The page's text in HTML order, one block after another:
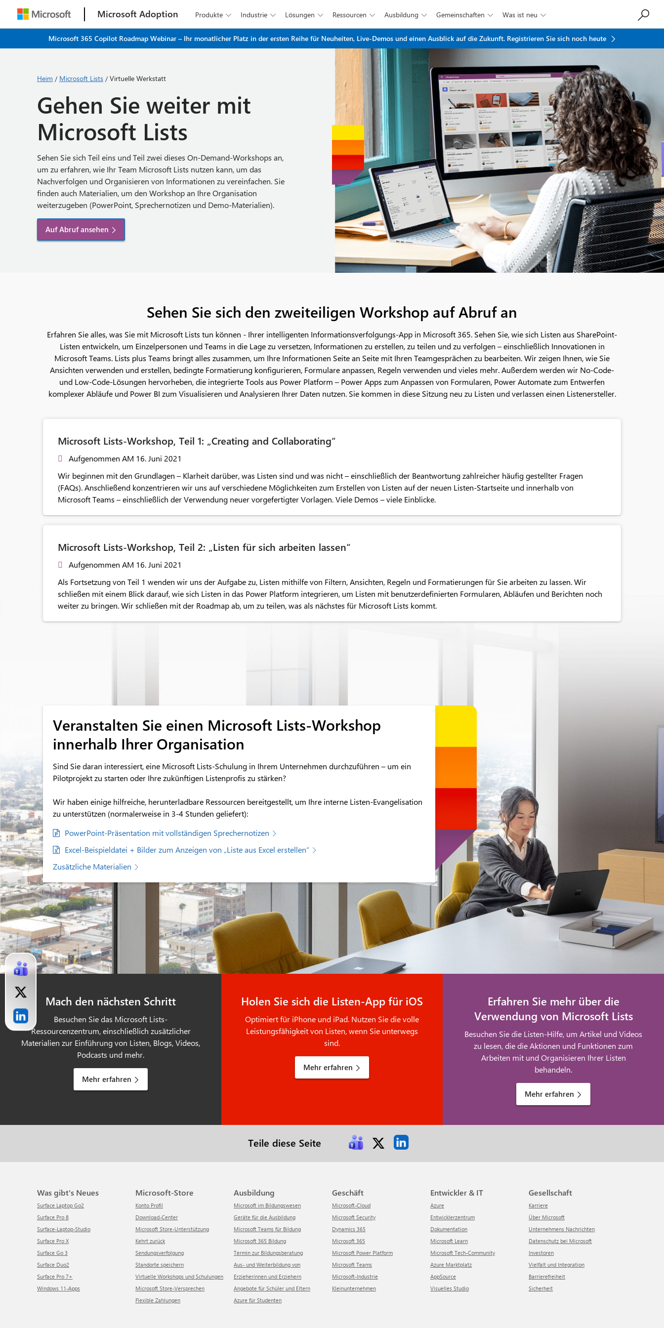
Zum Hauptinhalt springen
Microsoft Adoption Produkte  Industrie  Lösungen  Ressourcen  Ausbildung  Gemeinschaften  Was ist neu 
Microsoft 365 Copilot Roadmap Webinar – Ihr monatlicher Platz in der ersten Reihe für Neuheiten, Live-Demos und einen Ausblick auf die Zukunft. Registrieren Sie sich noch heute
Heim / Microsoft Lists / Virtuelle Werkstatt
Gehen Sie weiter mit
Microsoft Lists
Sehen Sie sich Teil eins und Teil zwei dieses On-Demand-Workshops an,
um zu erfahren, wie Ihr Team Microsoft Lists nutzen kann, um das
Nachverfolgen und Organisieren von Informationen zu vereinfachen. Sie
finden auch Materialien, um den Workshop an Ihre Organisation
weiterzugeben (PowerPoint, Sprechernotizen und Demo-Materialien).
Auf Abruf ansehen
Sehen Sie sich den zweiteiligen Workshop auf Abruf an
Erfahren Sie alles, was Sie mit Microsoft Lists tun können - Ihrer intelligenten Informationsverfolgungs-App in Microsoft 365. Sehen Sie, wie sich Listen aus SharePoint-
Listen entwickeln, um Einzelpersonen und Teams in die Lage zu versetzen, Informationen zu erstellen, zu teilen und zu verfolgen – einschließlich Innovationen in
Microsoft Teams. Lists plus Teams bringt alles zusammen, um Ihre Informationen Seite an Seite mit Ihren Teamgesprächen zu bearbeiten. Wir zeigen Ihnen, wie Sie
Ansichten verwenden und erstellen, bedingte Formatierung konfigurieren, Formulare anpassen, Regeln verwenden und vieles mehr. Außerdem werden wir No-Code-
und Low-Code-Lösungen hervorheben, die integrierte Tools aus Power Platform – Power Apps zum Anpassen von Formularen, Power Automate zum Entwerfen
komplexer Abläufe und Power BI zum Visualisieren und Analysieren Ihrer Daten nutzen. Sie kommen in diese Sitzung neu zu Listen und verlassen einen Listenersteller.
Microsoft Lists-Workshop, Teil 1: „Creating and Collaborating“
Aufgenommen AM 16. Juni 2021
Wir beginnen mit den Grundlagen – Klarheit darüber, was Listen sind und was nicht – einschließlich der Beantwortung zahlreicher häufig gestellter Fragen
(FAQs). Anschließend konzentrieren wir uns auf verschiedene Möglichkeiten zum Erstellen von Listen auf der neuen Listen-Startseite und innerhalb von
Microsoft Teams – einschließlich der Verwendung neuer vorgefertigter Vorlagen. Viele Demos – viele Einblicke.
Microsoft Lists-Workshop, Teil 2: „Listen für sich arbeiten lassen“
Aufgenommen AM 16. Juni 2021
Als Fortsetzung von Teil 1 wenden wir uns der Aufgabe zu, Listen mithilfe von Filtern, Ansichten, Regeln und Formatierungen für Sie arbeiten zu lassen. Wir
schließen mit einem Blick darauf, wie sich Listen in das Power Platform integrieren, um Listen mit benutzerdefinierten Formularen, Abläufen und Berichten noch
weiter zu bringen. Wir schließen mit der Roadmap ab, um zu teilen, was als nächstes für Microsoft Lists kommt.
Veranstalten Sie einen Microsoft Lists-Workshop
innerhalb Ihrer Organisation
Sind Sie daran interessiert, eine Microsoft Lists-Schulung in Ihrem Unternehmen durchzuführen – um ein
Pilotprojekt zu starten oder Ihre zukünftigen Listenprofis zu stärken?
Wir haben einige hilfreiche, herunterladbare Ressourcen bereitgestellt, um Ihre interne Listen-Evangelisation
zu unterstützen (normalerweise in 3-4 Stunden geliefert):
PowerPoint-Präsentation mit vollständigen Sprechernotizen
Excel-Beispieldatei + Bilder zum Anzeigen von „Liste aus Excel erstellen“
Zusätzliche Materialien
Mach den nächsten Schritt
Besuchen Sie das Microsoft Lists-
Ressourcenzentrum, einschließlich zusätzlicher
Materialien zur Einführung von Listen, Blogs, Videos,
Podcasts und mehr.
Mehr erfahren
Holen Sie sich die Listen-App für iOS
Optimiert für iPhone und iPad. Nutzen Sie die volle
Leistungsfähigkeit von Listen, wenn Sie unterwegs
sind.
Mehr erfahren
Erfahren Sie mehr über die
Verwendung von Microsoft Lists
Besuchen Sie die Listen-Hilfe, um Artikel und Videos
zu lesen, die die Aktionen und Funktionen zum
Arbeiten mit und Organisieren Ihrer Listen
behandeln.
Mehr erfahren
Teile diese Seite
Was gibt's Neues
Surface Laptop Go2
Surface Pro 8
Surface-Laptop-Studio
Surface Pro X
Surface Go 3
Surface Duo2
Surface Pro 7+
Windows 11-Apps
Microsoft-Store
Konto Profil
Download-Center
Microsoft Store-Unterstützung
Kehrt zurück
Sendungsverfolgung
Standorte speichern
Virtuelle Workshops und Schulungen
Microsoft Store-Versprechen
Flexible Zahlungen
Ausbildung
Microsoft im Bildungswesen
Geräte für die Ausbildung
Microsoft Teams für Bildung
Microsoft 365 Bildung
Termin zur Bildungsberatung
Aus- und Weiterbildung von
Erzieherinnen und Erziehern
Angebote für Schüler und Eltern
Azure für Studenten
Geschäft
Microsoft-Cloud
Microsoft Security
Dynamics 365
Microsoft 365
Microsoft Power Platform
Microsoft Teams
Microsoft-Industrie
Kleinunternehmen
Entwickler & IT
Azure
Entwicklerzentrum
Dokumentation
Microsoft Learn
Microsoft Tech-Community
Azure Marktplatz
AppSource
Visuelles Studio
Gesellschaft
Karriere
Über Microsoft
Unternehmens Nachrichten
Datenschutz bei Microsoft
Investoren
Vielfalt und Integration
Barrierefreiheit
Sicherheit